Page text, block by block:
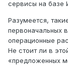
сервисы на базе
Разумеется,
первоначальных
операционные
Не стоит ли в
«предложенных